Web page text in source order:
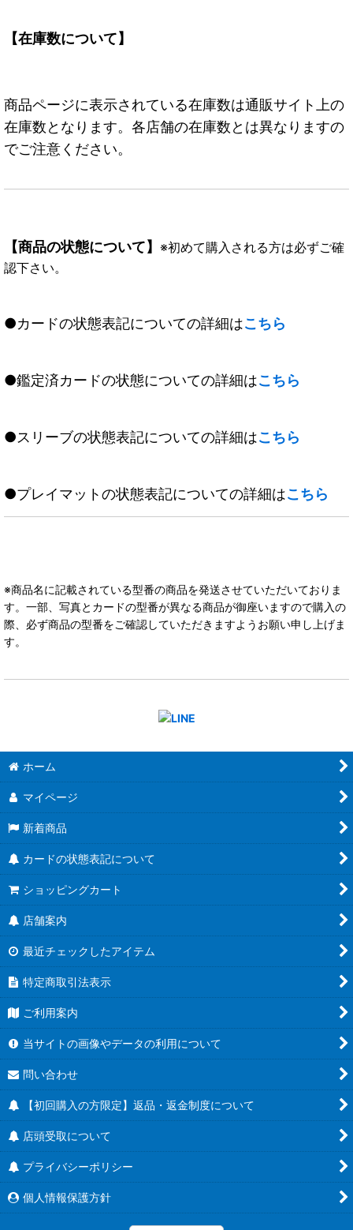
【在庫数について】
商品ページに表示されている在庫数は通販サイト上の
在庫数となります。各店舗の在庫数とは異なりますの
でご注意ください。
【商品の状態について】 ※初めて購入される方は必ずご確
認下さい。
●カードの状態表記についての詳細はこちら
●鑑定済カードの状態についての詳細はこちら
●スリーブの状態表記についての詳細はこちら
●プレイマットの状態表記についての詳細はこちら
※商品名に記載されている型番の商品を発送させていただいておりま
す。一部、写真とカードの型番が異なる商品が御座いますので購入の
際、必ず商品の型番をご確認していただきますようお願い申し上げま
す。
ホーム
マイページ
新着商品
カードの状態表記について
ショッピングカート
店舗案内
最近チェックしたアイテム
特定商取引法表示
ご利用案内
当サイトの画像やデータの利用について
問い合わせ
【初回購入の方限定】返品・返金制度について
店頭受取について
プライバシーポリシー
個人情報保護方針